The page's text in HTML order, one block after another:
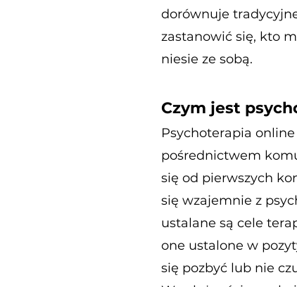
dorównuje
zastanowić się, kto
niesie ze sobą.
Czym jest
Psychoterapia
pośrednictwem
się od pierwszych
się wzajemnie z
ustalane są cele
one ustalone w
się pozbyć lub nie